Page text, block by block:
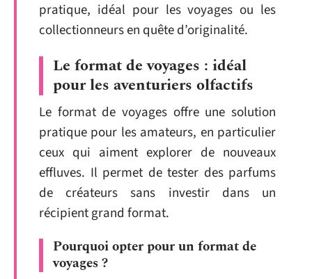
pratique, idéal pour les voyages ou les
collectionneurs en quête d’originalité.
Le format de voyages : idéal
pour les aventuriers olfactifs
Le format de voyages offre une solution
pratique pour les amateurs, en particulier
ceux qui aiment explorer de nouveaux
effluves. Il permet de tester des parfums
de créateurs sans investir dans un
récipient grand format.
Pourquoi opter pour un format de
voyages ?